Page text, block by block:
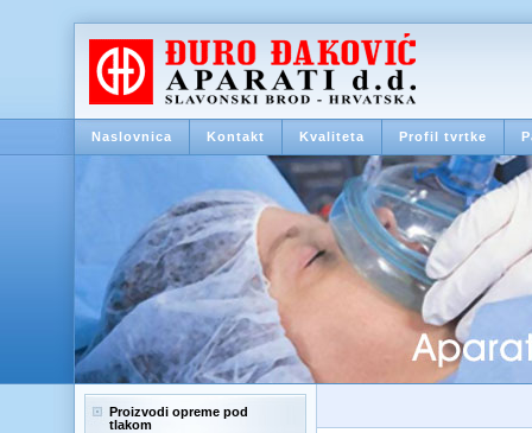
Naslovnica Kontakt Kvaliteta Profil tvrtke
Proizvodi opreme pod
tlakom